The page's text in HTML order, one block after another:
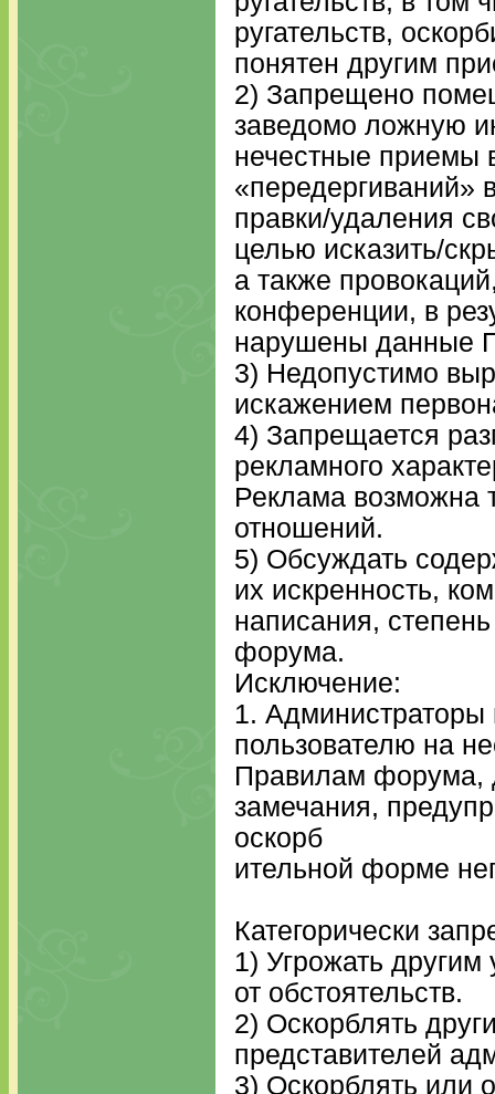
ругательств,
понятен другим
2) Запрещено
заведомо ложнyю
нечестные приемы
«передергиваний»
правки/удаления
целью исказить/
а также
конференции, в
нарушены данные
3) Недопустимо
искажением
4) Запрещается
рекламного
Реклама возможна
отношений.
5) Обсуждать
их искренность,
написания,
форума.
Исключение:
1. Администраторы
пользователю на
Правилам форума,
замечания,
оскорб
ительной форме
Категорически
1) Угрожать
от обстоятельств.
2) Оскорблять
представителей
3) Оскорблять или